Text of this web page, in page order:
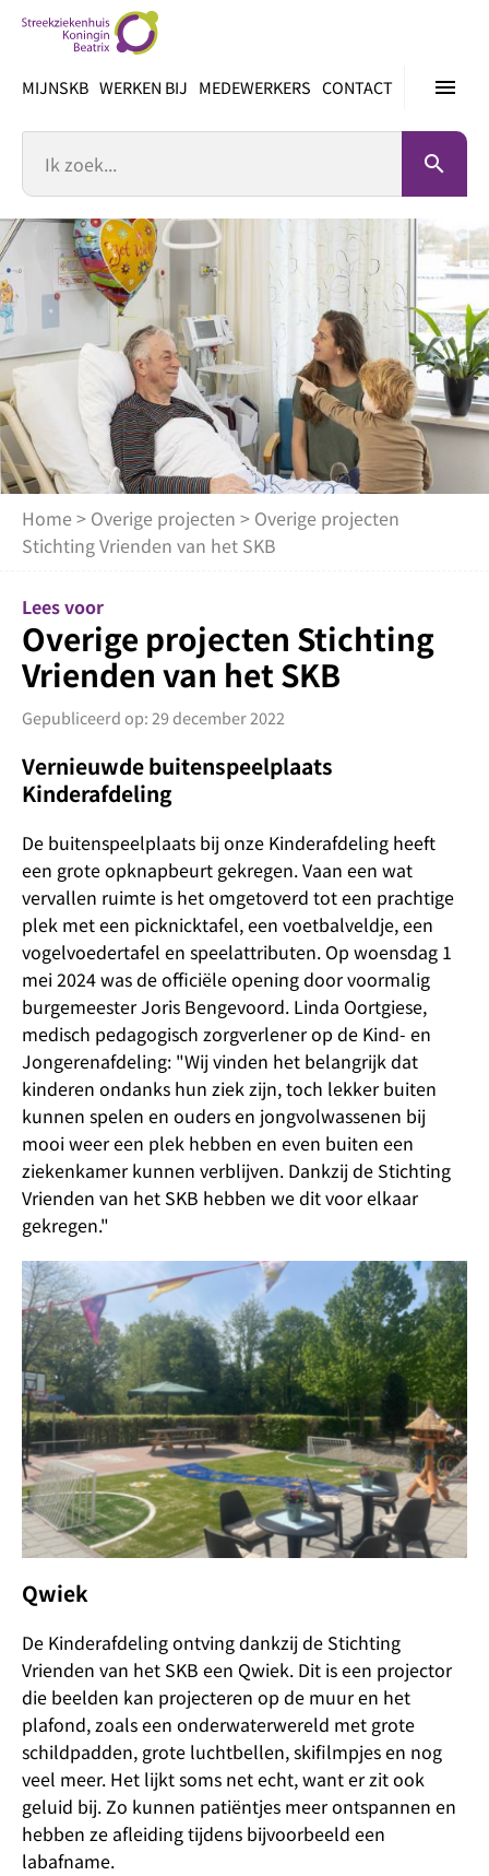
inhoud
menu
MIJNSKB WERKEN BIJ MEDEWERKERS CONTACT
search
Home > Overige projecten > Overige projecten
Stichting Vrienden van het SKB
Lees voor
Overige projecten Stichting
Vrienden van het SKB
Gepubliceerd op: 29 december 2022
Vernieuwde buitenspeelplaats
Kinderafdeling
De buitenspeelplaats bij onze Kinderafdeling heeft
een grote opknapbeurt gekregen. Vaan een wat
vervallen ruimte is het omgetoverd tot een prachtige
plek met een picknicktafel, een voetbalveldje, een
vogelvoedertafel en speelattributen. Op woensdag 1
mei 2024 was de officiële opening door voormalig
burgemeester Joris Bengevoord. Linda Oortgiese,
medisch pedagogisch zorgverlener op de Kind- en
Jongerenafdeling: "Wij vinden het belangrijk dat
kinderen ondanks hun ziek zijn, toch lekker buiten
kunnen spelen en ouders en jongvolwassenen bij
mooi weer een plek hebben en even buiten een
ziekenkamer kunnen verblijven. Dankzij de Stichting
Vrienden van het SKB hebben we dit voor elkaar
gekregen."
Qwiek
De Kinderafdeling ontving dankzij de Stichting
Vrienden van het SKB een Qwiek. Dit is een projector
die beelden kan projecteren op de muur en het
plafond, zoals een onderwaterwereld met grote
schildpadden, grote luchtbellen, skifilmpjes en nog
veel meer. Het lijkt soms net echt, want er zit ook
geluid bij. Zo kunnen patiëntjes meer ontspannen en
hebben ze afleiding tijdens bijvoorbeeld een
labafname.